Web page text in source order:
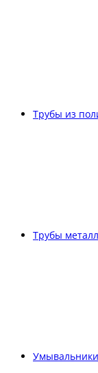
Трубы из
Трубы
Умывальники